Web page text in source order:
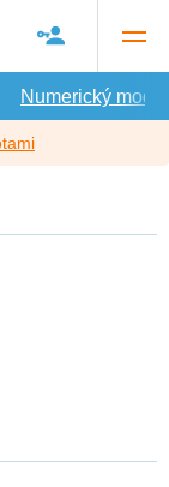
Numerický model